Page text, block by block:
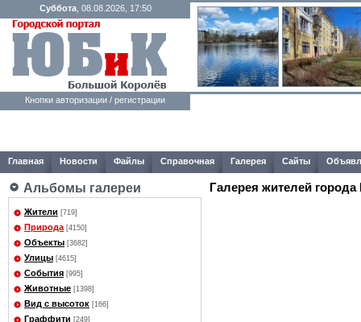
Суббота, 08.08.2026, 17:50
Кнопки авторизации / регистрации
Главная Новости Файлы Справочная Галерея Сайты
Альбомы галереи
Жители [719]
Природа [4150]
Объекты [3682]
Улицы [4615]
События [995]
Животные [1398]
Вид с высоток [166]
Граффити [249]
Галерея жителей города